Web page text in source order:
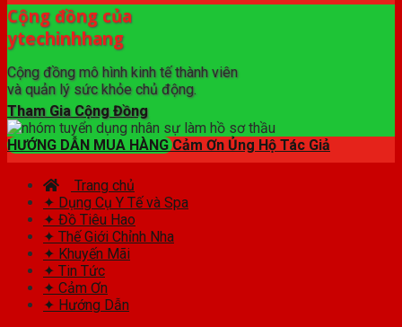
Cộng đồng của
ytechinhhang
Cộng đồng mô hình kinh tế thành viên
và quản lý sức khỏe chủ động.
Tham Gia Cộng Đồng
HƯỚNG DẪN MUA HÀNG Cảm Ơn Ủng Hộ Tác Giả
Trang chủ
✦ Dụng Cụ Y Tế và Spa
✦ Đồ Tiêu Hao
✦ Thế Giới Chỉnh Nha
✦ Khuyến Mãi
✦ Tin Tức
✦ Cảm Ơn
✦ Hướng Dẫn